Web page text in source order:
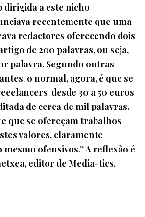
dirigida a este nicho
recentemente que uma
redactores oferecendo dois
de 200 palavras, ou seja,
palavra. Segundo outras
o normal, agora, é que se
desde 30 a 50 euros
de cerca de mil palavras.
que se ofereçam trabalhos
valores, claramente
ofensivos.” A reflexão é
editor de Media-tics.